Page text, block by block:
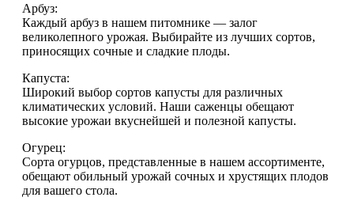
Арбуз:
Каждый арбуз в нашем питомнике — залог
великолепного урожая. Выбирайте из лучших сортов,
приносящих сочные и сладкие плоды.
Капуста:
Широкий выбор сортов капусты для различных
климатических условий. Наши саженцы обещают
высокие урожаи вкуснейшей и полезной капусты.
Огурец:
Сорта огурцов, представленные в нашем ассортименте,
обещают обильный урожай сочных и хрустящих плодов
для вашего стола.